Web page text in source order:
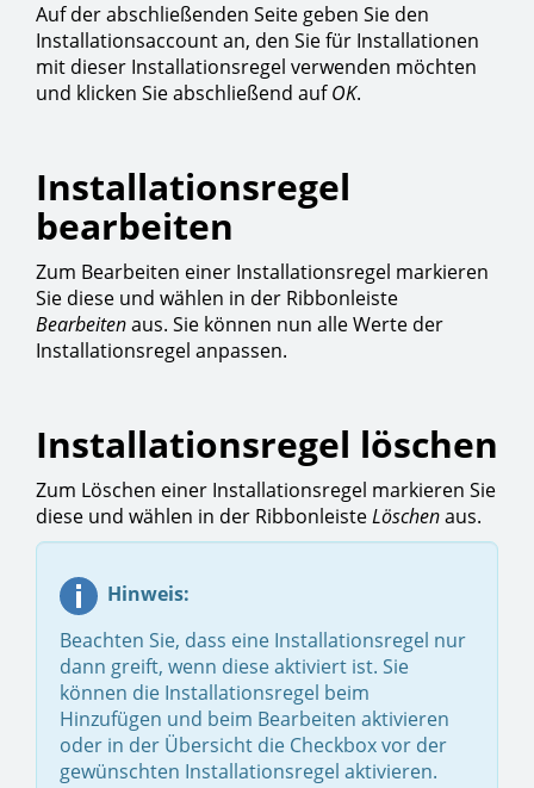
Auf der abschließenden Seite geben Sie den
Installationsaccount an, den Sie für Installationen
mit dieser Installationsregel verwenden möchten
und klicken Sie abschließend aufOK.
Installationsregel
bearbeiten
Zum Bearbeiten einer Installationsregel markieren
Sie diese und wählen in der Ribbonleiste
Bearbeitenaus. Sie können nun alle Werte der
Installationsregel anpassen.
Installationsregel löschen
Zum Löschen einer Installationsregel markieren Sie
diese und wählen in der RibbonleisteLöschenaus.
Hinweis:
Beachten Sie, dass eine Installationsregel nur
dann greift, wenn diese aktiviert ist. Sie
können die Installationsregel beim
Hinzufügen und beim Bearbeiten aktivieren
oder in der Übersicht die Checkbox vor der
gewünschten Installationsregel aktivieren.